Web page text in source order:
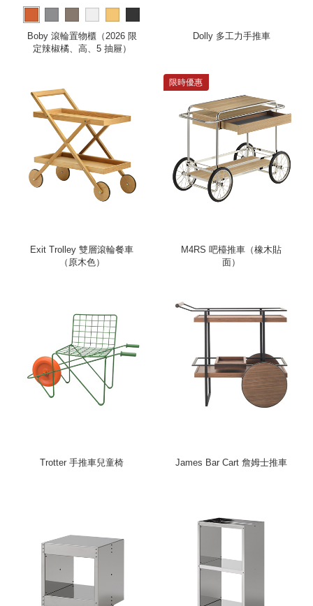
more
Boby 滾輪置物櫃（2026 限
定辣椒橘、高、5 抽屜）
Dolly 多工力手推車
Exit Trolley 雙層滾輪餐車
（原木色）
限時優惠
M4RS 吧檯推車（橡木貼
面）
Trotter 手推車兒童椅 James Bar Cart 詹姆士推車